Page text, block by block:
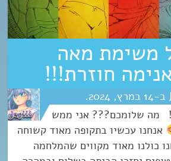
משימת מאה
חוזרת!!!
14 מרץ 2024
מה שלומכם??? אני ממש
אנחנו עכשיו בתקופה מאוד קשוחה
כולנו מאוד מקווים שהמלחמה